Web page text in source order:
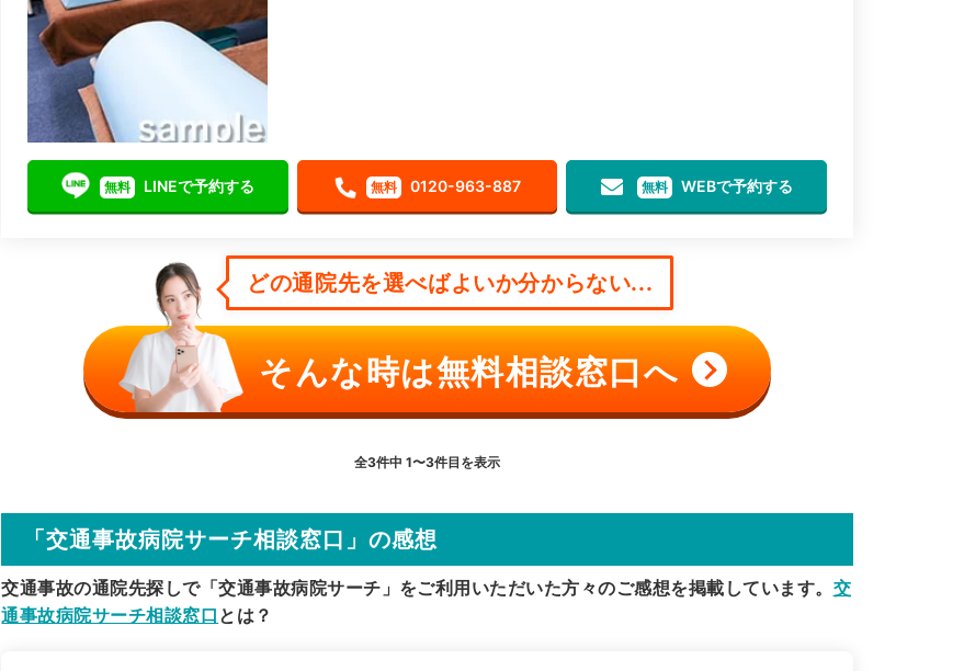
無料 LINEで予約する 無料 0120-963-887 無料 WEBで予約する
どの通院先を選べばよいか分からない...
そんな時は無料相談窓口へ
全3件中 1〜3件目を表示
「交通事故病院サーチ相談窓口」の感想
交通事故の通院先探しで「交通事故病院サーチ」をご利用いただいた方々のご感想を掲載しています。 交
通事故病院サーチ相談窓口 とは？